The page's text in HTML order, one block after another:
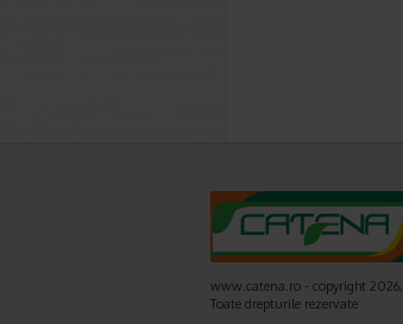
www.catena.ro - copyright 2026,
Toate drepturile rezervate